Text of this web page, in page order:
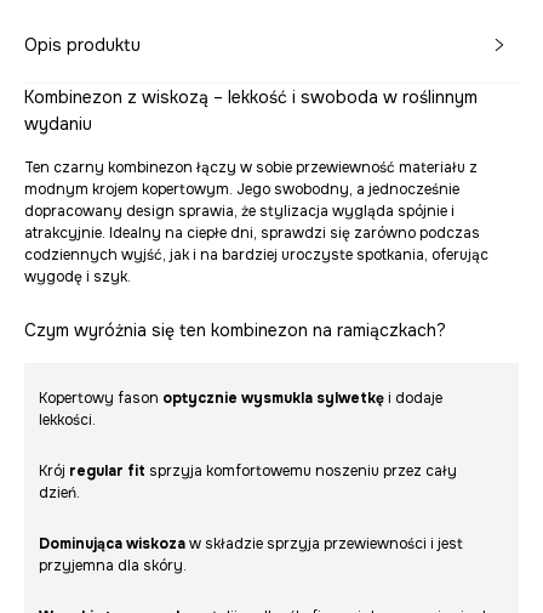
Opis produktu
Kombinezon z wiskozą – lekkość i swoboda w roślinnym
wydaniu
Ten czarny kombinezon łączy w sobie przewiewność materiału z
modnym krojem kopertowym. Jego swobodny, a jednocześnie
dopracowany design sprawia, że stylizacja wygląda spójnie i
atrakcyjnie. Idealny na ciepłe dni, sprawdzi się zarówno podczas
codziennych wyjść, jak i na bardziej uroczyste spotkania, oferując
wygodę i szyk.
Czym wyróżnia się ten kombinezon na ramiączkach?
Kopertowy fason optycznie wysmukla sylwetkę i dodaje
lekkości.
Krój regular fit sprzyja komfortowemu noszeniu przez cały
dzień.
Dominująca wiskozaw składzie sprzyja przewiewności i jest
przyjemna dla skóry.